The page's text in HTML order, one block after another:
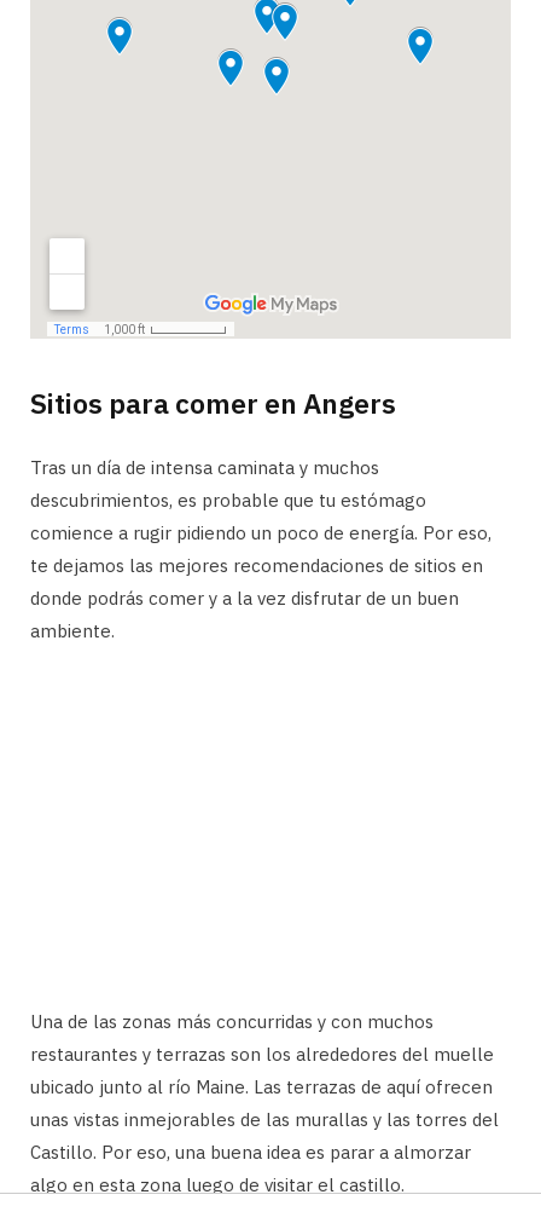
Sitios para comer en Angers
Tras un día de intensa caminata y muchos
descubrimientos, es probable que tu estómago
comience a rugir pidiendo un poco de energía. Por eso,
te dejamos las mejores recomendaciones de sitios en
donde podrás comer y a la vez disfrutar de un buen
ambiente.
Una de las zonas más concurridas y con muchos
restaurantes y terrazas son los alrededores del muelle
ubicado junto al río Maine. Las terrazas de aquí ofrecen
unas vistas inmejorables de las murallas y las torres del
Castillo. Por eso, una buena idea es parar a almorzar
algo en esta zona luego de visitar el castillo.